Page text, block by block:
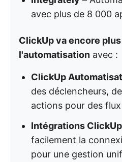
avec plus de 8 000
ClickUp va encore
l'automatisation avec :
ClickUp
des déclencheurs,
actions pour des
Intégrations ClickUp
facilement la
pour une gestion